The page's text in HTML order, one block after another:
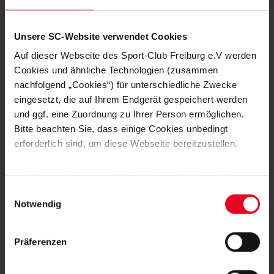
Unsere SC-Website verwendet Cookies
Auf dieser Webseite des Sport-Club Freiburg e.V werden
Cookies und ähnliche Technologien (zusammen
nachfolgend „Cookies“) für unterschiedliche Zwecke
eingesetzt, die auf Ihrem Endgerät gespeichert werden
und ggf. eine Zuordnung zu Ihrer Person ermöglichen.
Bitte beachten Sie, dass einige Cookies unbedingt
erforderlich sind, um diese Webseite bereitzustellen.
Daten von Ihnen (z.B. persönlichen Identifikatoren oder
IP-Adressen) verarbeitet werden. Durch Klicken auf den
Speicherung aller aufgeführten Cookies und der
Notwendig
Präferenzen
Männer 22.05.2026
FAN WERDEN:
MITGLIED WERDEN